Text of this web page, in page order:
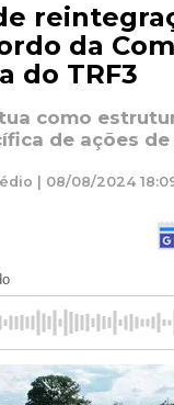
da
do TRF3
como
de ações
| 08/08/2024